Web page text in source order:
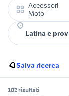
Accessori
Moto
Salva ricerca
102 risultati